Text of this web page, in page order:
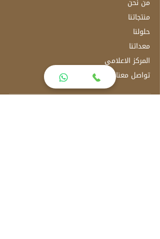
من نحن
منتجاتنا
حلولنا
معداتنا
المركز الاعلامي
تواصل معنا